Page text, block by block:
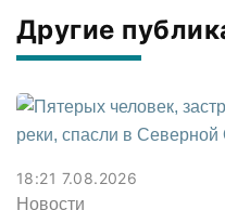
Другие
18:21 7.08.2026
Новости